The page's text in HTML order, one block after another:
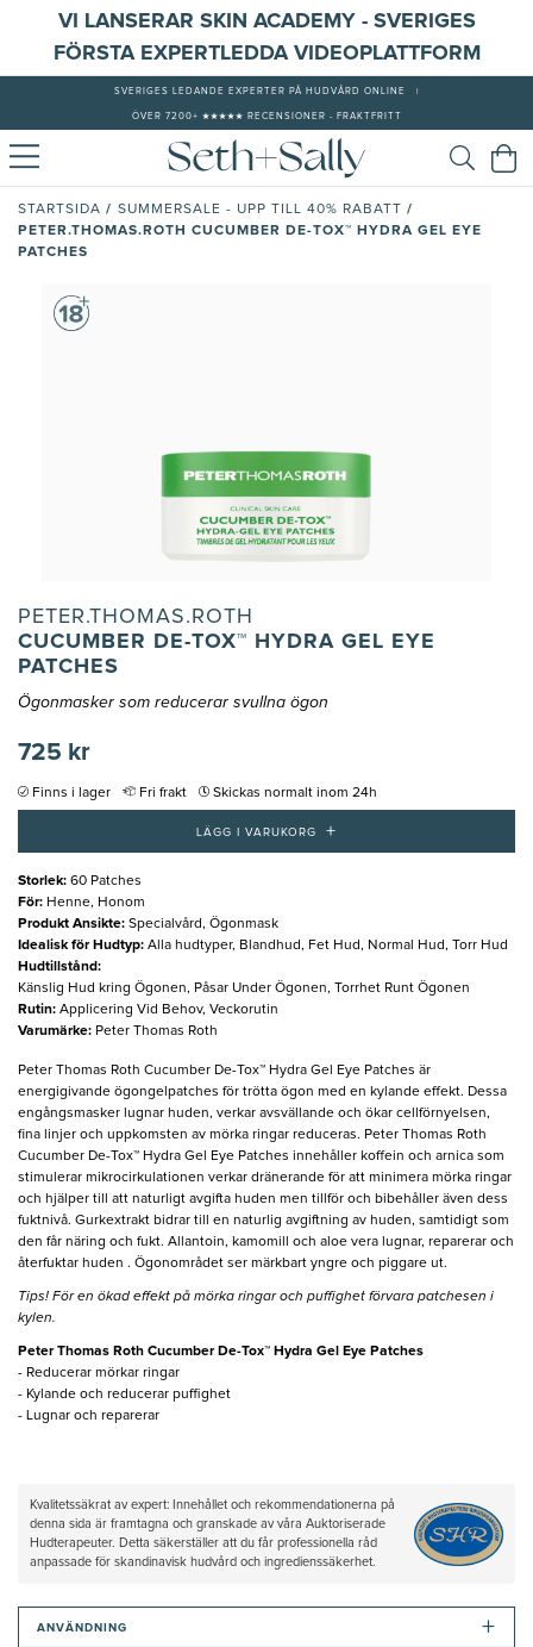
VI LANSERAR SKIN ACADEMY - SVERIGES
FÖRSTA EXPERTLEDDA VIDEOPLATTFORM
SVERIGES LEDANDE EXPERTER PÅ HUDVÅRD ONLINE
ÖVER 7200+ ★★★★★ RECENSIONER - FRAKTFRITT
STARTSIDA / SUMMERSALE - UPP TILL 40% RABATT
/
PETER.THOMAS.ROTH CUCUMBER DE-TOX™ HYDRA GEL EYE
PATCHES
PETER.THOMAS.ROTH
CUCUMBER DE-TOX™ HYDRA GEL EYE
PATCHES
Ögonmasker som reducerar svullna ögon
725 kr
Finns i lager Fri frakt Skickas normalt inom 24h
LÄGG I VARUKORG +
Storlek: 60 Patches
För: Henne, Honom
Produkt Ansikte: Specialvård, Ögonmask
Idealisk för Hudtyp: Alla hudtyper, Blandhud, Fet Hud, Normal Hud, Torr Hud
Hudtillstånd:
Känslig Hud kring Ögonen, Påsar Under Ögonen, Torrhet Runt Ögonen
Rutin: Applicering Vid Behov, Veckorutin
Varumärke: Peter Thomas Roth
Peter Thomas Roth Cucumber De-Tox™ Hydra Gel Eye Patches är
energigivande ögongelpatches för trötta ögon med en kylande effekt. Dessa
engångsmasker lugnar huden, verkar avsvällande och ökar cellförnyelsen,
fina linjer och uppkomsten av mörka ringar reduceras. Peter Thomas Roth
Cucumber De-Tox™ Hydra Gel Eye Patches innehåller koffein och arnica som
stimulerar mikrocirkulationen verkar dränerande för att minimera mörka ringar
och hjälper till att naturligt avgifta huden men tillför och bibehåller även dess
fuktnivå. Gurkextrakt bidrar till en naturlig avgiftning av huden, samtidigt som
den får näring och fukt. Allantoin, kamomill och aloe vera lugnar, reparerar och
återfuktar huden . Ögonområdet ser märkbart yngre och piggare ut.
Tips! För en ökad effekt på mörka ringar och puffighet förvara patchesen i
kylen.
Peter Thomas Roth Cucumber De-Tox™ Hydra Gel Eye Patches​
- Reducerar mörkar ringar
- Kylande och reducerar puffighet
- Lugnar och reparerar
Kvalitetssäkrat av expert: Innehållet och rekommendationerna på
denna sida är framtagna och granskade av våra Auktoriserade
Hudterapeuter. Detta säkerställer att du får professionella råd
anpassade för skandinavisk hudvård och ingredienssäkerhet.
ANVÄNDNING +